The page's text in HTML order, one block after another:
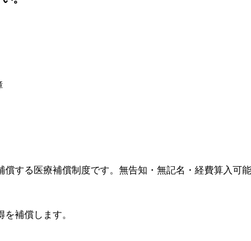
する医療補償制度です。無告知・無記名・経費算入可能
補償します。